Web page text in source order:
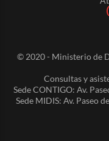
© 2020 - Ministerio de
Consultas y
Sede CONTIGO: Av.
Sede MIDIS: Av. Paseo